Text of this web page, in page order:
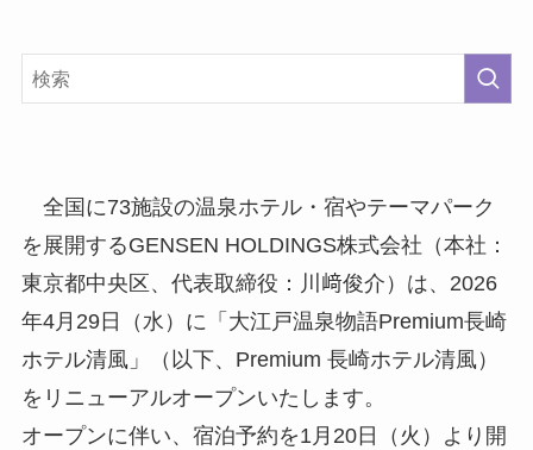
全国に73施設の温泉ホテル・宿やテーマパーク
を展開するGENSEN HOLDINGS株式会社（本社：
東京都中央区、代表取締役：川﨑俊介）は、2026
年4月29日（水）に「大江戸温泉物語Premium長崎
ホテル清風」（以下、Premium 長崎ホテル清風）
をリニューアルオープンいたします。
オープンに伴い、宿泊予約を1月20日（火）より開